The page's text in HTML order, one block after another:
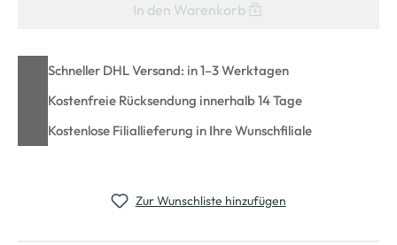
In den Warenkorb
Schneller DHL Versand: in 1–3 Werktagen
Kostenfreie Rücksendung innerhalb 14 Tage
Kostenlose Filiallieferung in Ihre Wunschfiliale
Zur Wunschliste hinzufügen